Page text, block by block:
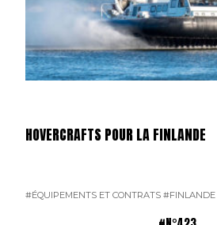
HOVERCRAFTS POUR LA FINLANDE
#ÉQUIPEMENTS ET CONTRATS #FINLANDE